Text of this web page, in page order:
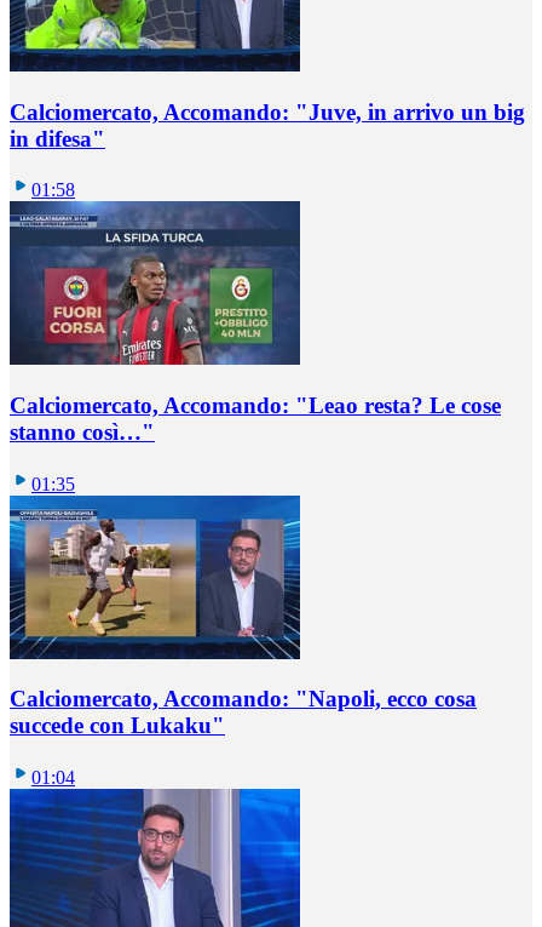
Calciomercato, Accomando: "Juve, in arrivo un big
in difesa"
01:58
Calciomercato, Accomando: "Leao resta? Le cose
stanno così…"
01:35
Calciomercato, Accomando: "Napoli, ecco cosa
succede con Lukaku"
01:04